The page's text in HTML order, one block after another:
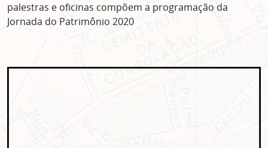
palestras e oficinas compõem a programação da
Jornada do Patrimônio 2020